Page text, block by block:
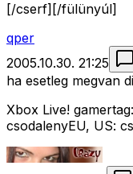
[/cserf][/fülünyúl]
qper
2005.10.30. 21:25
ha esetleg megvan
Xbox Live!
csodalenyEU, US: